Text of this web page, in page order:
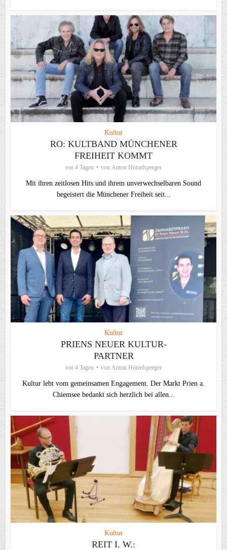
Kultur
RO: KULTBAND MÜNCHENER
FREIHEIT KOMMT
vor 4 Tagen von Anton Hötzelsperger
Mit ihren zeitlosen Hits und ihrem unverwechselbaren Sound
begeistert die Münchener Freiheit seit...
Kultur
PRIENS NEUER KULTUR-
PARTNER
vor 4 Tagen von Anton Hötzelsperger
Kultur lebt vom gemeinsamen Engagement. Der Markt Prien a.
Chiemsee bedankt sich herzlich bei allen...
Kultur
REIT I. W.: